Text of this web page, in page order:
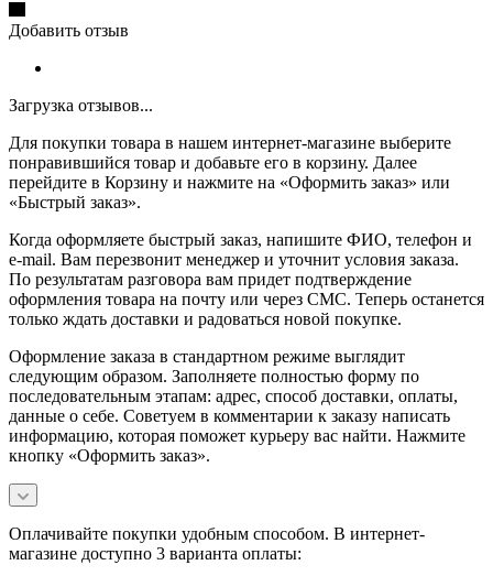
Добавить отзыв
Загрузка отзывов...
Для покупки товара в нашем интернет-магазине выберите
понравившийся товар и добавьте его в корзину. Далее
перейдите в Корзину и нажмите на «Оформить заказ» или
«Быстрый заказ».
Когда оформляете быстрый заказ, напишите ФИО, телефон и
e-mail. Вам перезвонит менеджер и уточнит условия заказа.
По результатам разговора вам придет подтверждение
оформления товара на почту или через СМС. Теперь останется
только ждать доставки и радоваться новой покупке.
Оформление заказа в стандартном режиме выглядит
следующим образом. Заполняете полностью форму по
последовательным этапам: адрес, способ доставки, оплаты,
данные о себе. Советуем в комментарии к заказу написать
информацию, которая поможет курьеру вас найти. Нажмите
кнопку «Оформить заказ».
Оплачивайте покупки удобным способом. В интернет-
магазине доступно 3 варианта оплаты: